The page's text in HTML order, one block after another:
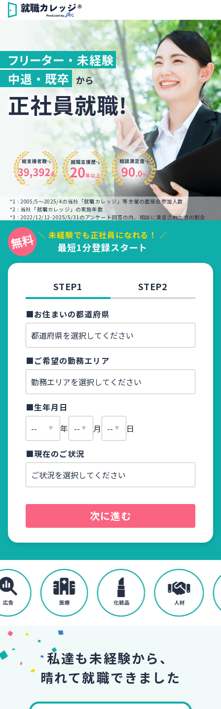
フリーター ・ 未経験
中退 ・ 既卒
から
正社員就職!
*1 : 2005/5～2025/4の当社「就職カレッジ」等主催の面接会参加人数
*2 : 当社「就職カレッジ」の実施年数
*3 : 2022/12/12-2025/5/31のアンケート回答の内、相談に満足された方の割合
＼ 未経験でも正社員になれる！ ／
最短1分登録スタート
STEP1 STEP2
■お住まいの都道府県
■ご希望の勤務エリア
■生年月日
年
月 日
■現在のご状況
次に進む
私達も未経験から、
晴れて就職できました